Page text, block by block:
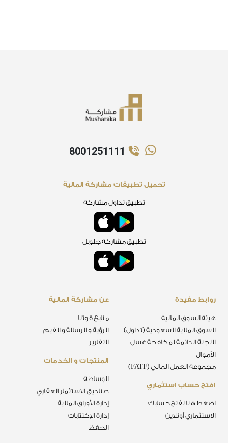
8001251111
المنتجات و الخدمات
الوساطة
صناديق الاستثمار العقاري
إدارة الأوراق المالية
إدارة الإكتتابات
الحفظ
عن مشاركة المالية
منابع قوتنا
الرؤية و الرسالة و القيم
التقارير
افتح حساب استثماري
اضغط هنا لفتح حسابك
الاستثماري أونلاين
روابط مفيدة
هيئة السوق المالية
السوق المالية السعودية (تداول)
اللجنة الدائمة لمكافحة غسل
الأموال
مجموعة العمل المالي (FATF)
تحميل تطبيقات مشاركة المالية
تطبيق تداول مشاركة
تطبيق مشاركة جلوبل